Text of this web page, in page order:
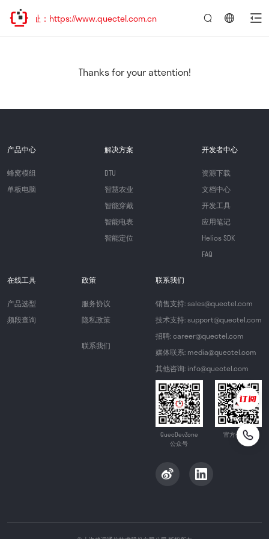
访问新址：https://www.quectel.com.cn
Thanks for your attention!
产品中心
蜂窝模组
单板电脑
解决方案
DTU
智慧农业
智能穿戴
智能电表
智能定位
开发者中心
资源下载
文档中心
开发工具
应用笔记
Helios SDK
FAQ
在线工具
产品选型
频段查询
政策
服务协议
隐私政策
联系我们
联系我们
销售支持: sales@quectel.com
技术支持: support@quectel.com
招聘: career@quectel.com
媒体联系: media@quectel.com
其他咨询: info@quectel.com
QuecDevZone
公众号
官方公众号